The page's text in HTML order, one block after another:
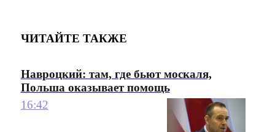
ЧИТАЙТЕ ТАКЖЕ
Навроцкий: там, где бьют москаля,
Польша оказывает помощь
16:42